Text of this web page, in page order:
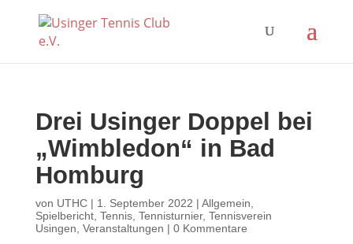
Drei Usinger Doppel bei
„Wimbledon“ in Bad
Homburg
von UTHC| 1. September 2022 | Allgemein
Spielbericht, Tennis, Tennisturnier, Tennisverein
Usingen Veranstaltungen | 0 Kommentare